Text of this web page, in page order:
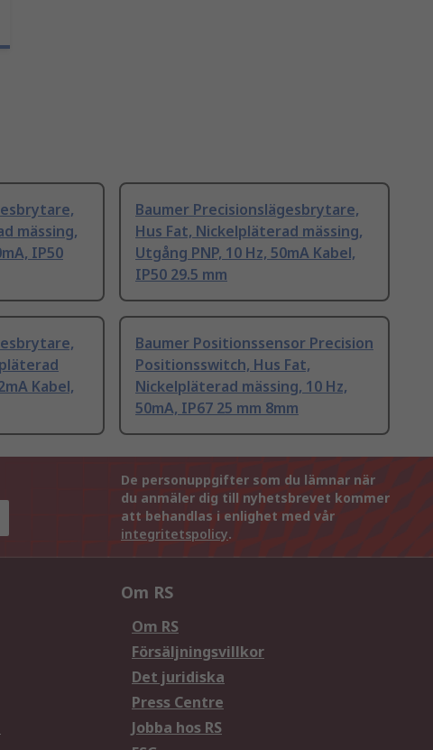
mässing,
IP50
Baumer Precisionslägesbrytare,
Hus Fat, Nickelpläterad mässing,
Utgång PNP, 10 Hz, 50mA Kabel,
IP50 29.5 mm
Kabel,
Baumer Positionssensor Precision
Positionsswitch, Hus Fat,
Nickelpläterad mässing, 10 Hz,
50mA, IP67 25 mm 8mm
De personuppgifter som du lämnar när
du anmäler dig till nyhetsbrevet kommer
att behandlas i enlighet med vår
integritetspolicy.
Om RS
Om RS
Försäljningsvillkor
Det juridiska
Press Centre
Jobba hos RS